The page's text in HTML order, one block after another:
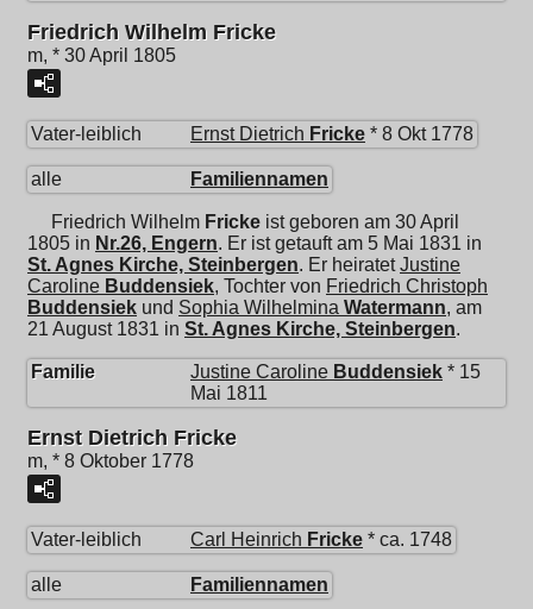
Friedrich Wilhelm Fricke
m, * 30 April 1805
Vater-leiblich Ernst Dietrich Fricke * 8 Okt 1778
alle Familiennamen
Friedrich Wilhelm Fricke ist geboren am 30 April
1805 in Nr.26, Engern. Er ist getauft am 5 Mai 1831 in
St. Agnes Kirche, Steinbergen. Er heiratetJustine
Caroline Buddensiek, Tochter von Friedrich Christoph
Buddensiek und Sophia Wilhelmina Watermann, am
21 August 1831 in St. Agnes Kirche, Steinbergen.
Familie Justine Caroline Buddensiek * 15
Mai 1811
Ernst Dietrich Fricke
m, * 8 Oktober 1778
Vater-leiblich Carl Heinrich Fricke * ca. 1748
alle Familiennamen